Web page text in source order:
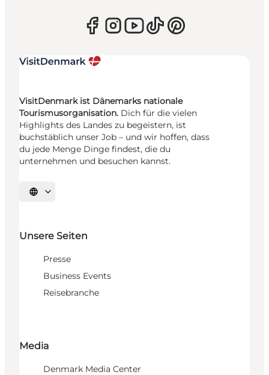
VisitDenmark ist Dänemarks nationale
Tourismusorganisation. Dich für die vielen
Highlights des Landes zu begeistern, ist
buchstäblich unser Job – und wir hoffen, dass
du jede Menge Dinge findest, die du
unternehmen und besuchen kannst.
Sprache auswählen
Unsere Seiten
Presse
Business Events
Reisebranche
Media
Denmark Media Center